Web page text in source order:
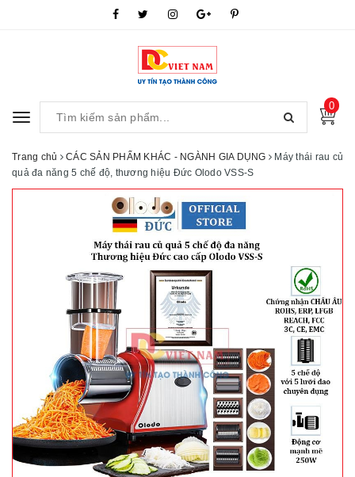
Toggle
0
Trang chủ CÁC SẢN PHẨM KHÁC - NGÀNH GIA DỤNG
Máy thái rau củ
quả đa năng 5 chế độ, thương hiệu Đức Olodo VSS-S